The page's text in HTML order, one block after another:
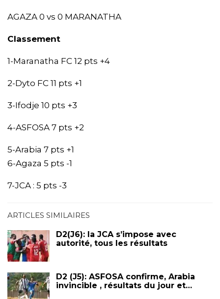
AGAZA 0 vs 0 MARANATHA
Classement
1-Maranatha FC 12 pts +4
2-Dyto FC 11 pts +1
3-Ifodje 10 pts +3
4-ASFOSA 7 pts +2
5-Arabia 7 pts +1
6-Agaza 5 pts -1
7-JCA : 5 pts -3
ARTICLES SIMILAIRES
D2(J6): la JCA s’impose avec
autorité, tous les résultats
D2 (J5): ASFOSA confirme, Arabia
invincible , résultats du jour et…